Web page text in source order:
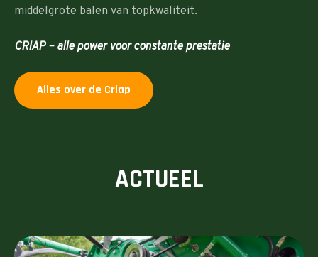
middelgrote balen van topkwaliteit.
CRIAP – alle power voor constante prestatie
Alles over de Criap
ACTUEEL